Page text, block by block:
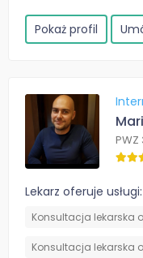
Pokaż profil
PWZ
Lekarz oferuje usługi:
Konsultacja lekarska
Konsultacja lekarska